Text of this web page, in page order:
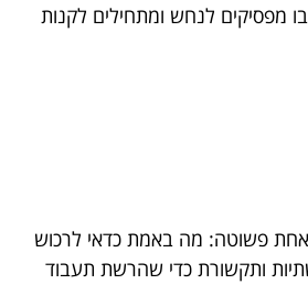
מפסיקים לנחש ומתחילים לקנות
פשוטה: מה באמת כדאי לרכוש
ותקשורת כדי שהרשת תעבוד